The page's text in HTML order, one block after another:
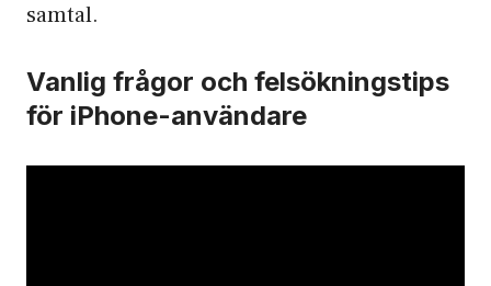
samtal.
Vanlig frågor och felsökningstips
för iPhone-användare